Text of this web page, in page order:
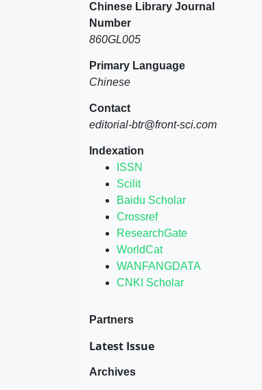
Chinese Library Journal
Number
860GL005
Primary Language
Chinese
Contact
editorial-btr@front-sci.com
Indexation
ISSN
Scilit
Baidu Scholar
Crossref
ResearchGate
WorldCat
WANFANGDATA
CNKI Scholar
Partners
Latest Issue
Archives